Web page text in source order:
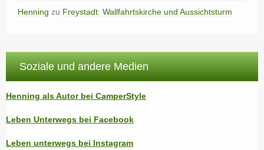
Henning zu Freystadt: Wallfahrtskirche und Aussichtsturm
Soziale und andere Medien
Henning als Autor bei CamperStyle
Leben Unterwegs bei Facebook
Leben unterwegs bei Instagram